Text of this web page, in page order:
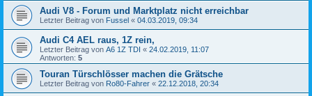
Audi V8 - Forum und Marktplatz nicht erreichbar
Letzter Beitrag von Fussel « 04.03.2019, 09:34
Audi C4 AEL raus, 1Z rein,
Letzter Beitrag von A6 1Z TDI « 24.02.2019, 11:07
Antworten: 5
Touran Türschlösser machen die Grätsche
Letzter Beitrag von Ro80-Fahrer « 22.12.2018, 20:34